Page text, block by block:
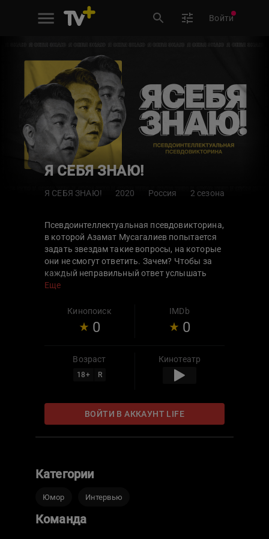
Войти
Я СЕБЯ ЗНАЮ!
Я СЕБЯ ЗНАЮ! 2020 Россия 2 сезона
Псевдоинтеллектуальная псевдовикторина,
в которой Азамат Мусагалиев попытается
задать звездам такие вопросы, на которые
они не смогут ответить. Зачем? Чтобы за
каждый неправильный ответ услышать
«отвратительный» факт из биографии
убедиться в том, что в реальной жизни
звезды сталкиваются с такими же
проблемами, как и мы.
Еще
Кинопоиск
0
IMDb
0
Возраст
18+ R
Кинотеатр
ВОЙТИ В АККАУНТ LIFE
Категории
Юмор Интервью
Команда